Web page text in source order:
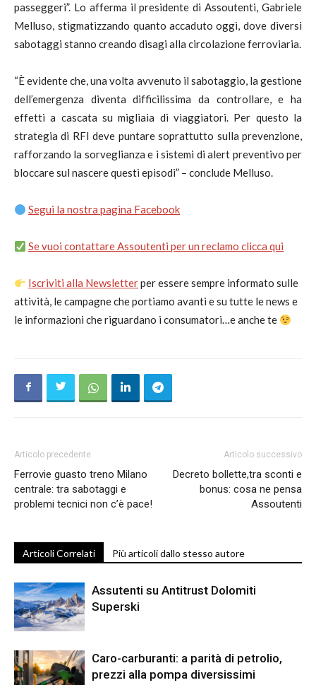
passeggeri”. Lo afferma il presidente di Assoutenti, Gabriele
Melluso, stigmatizzando quanto accaduto oggi, dove diversi
sabotaggi stanno creando disagi alla circolazione ferroviaria.
“È evidente che, una volta avvenuto il sabotaggio, la gestione
dell’emergenza diventa difficilissima da controllare, e ha
effetti a cascata su migliaia di viaggiatori. Per questo la
strategia di RFI deve puntare soprattutto sulla prevenzione,
rafforzando la sorveglianza e i sistemi di alert preventivo per
bloccare sul nascere questi episodi” – conclude Melluso.
Segui la nostra pagina Facebook
Se vuoi contattare Assoutenti per un reclamo clicca qui
Iscriviti alla Newsletterper essere sempre informato sulle
attività, le campagne che portiamo avanti e su tutte le news e
le informazioni che riguardano i consumatori…e anche te
Articolo precedente
Ferrovie guasto treno Milano
centrale: tra sabotaggi e
problemi tecnici non c’è pace!
Articolo successivo
Decreto bollette,tra sconti e
bonus: cosa ne pensa
Assoutenti
Articoli Correlati Più articoli dallo stesso autore
Assutenti su Antitrust Dolomiti
Superski
Caro-carburanti: a parità di petrolio,
prezzi alla pompa diversissimi